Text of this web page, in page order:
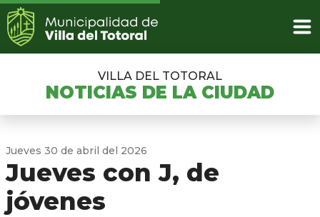
VILLA DEL TOTORAL
NOTICIAS DE LA CIUDAD
Jueves 30 de abril del 2026
Jueves con J, de
jóvenes